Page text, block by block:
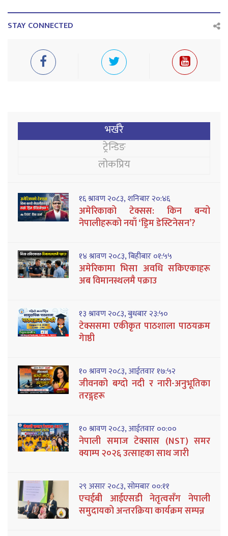
STAY CONNECTED
भर्खरै
ट्रेन्डिङ
लोकप्रिय
१६ श्रावण २०८३, शनिबार २०:४६
अमेरिकाको टेक्सस: किन बन्यो
नेपालीहरूको नयाँ ‘ड्रिम डेस्टिनेसन’?
१४ श्रावण २०८३, बिहीबार ०१:५५
अमेरिकामा भिसा अवधि सकिएकाहरू
अब विमानस्थलमै पक्राउ
१३ श्रावण २०८३, बुधबार २३:५०
टेक्ससमा एकीकृत पाठशाला पाठयक्रम
गेाष्ठी
१० श्रावण २०८३, आईतवार १७:५२
जीवनको बग्दो नदी र नारी-अनुभूतिका
तरङ्गहरू
१० श्रावण २०८३, आईतवार ००:००
नेपाली समाज टेक्सास (NST) समर
क्याम्प २०२६ उत्साहका साथ जारी
२९ असार २०८३, सोमबार ००:११
एचईबी आईएसडी नेतृत्वसँग नेपाली
समुदायको अन्तरक्रिया कार्यक्रम सम्पन्न